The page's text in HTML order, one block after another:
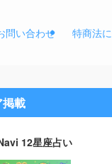
問い合わせ 特商法
載
12星座占い